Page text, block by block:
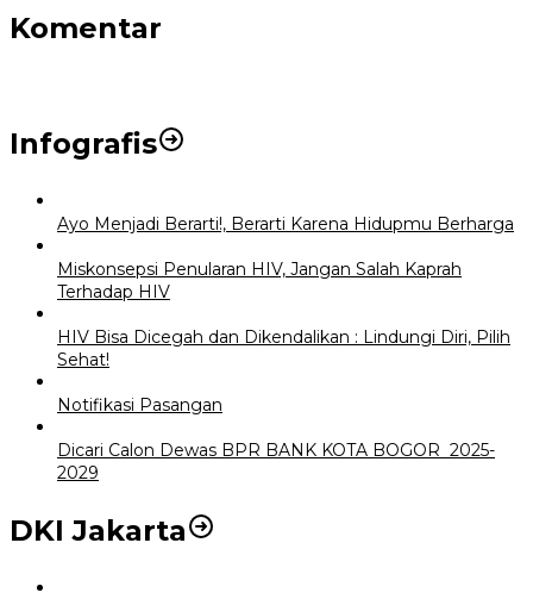
Komentar
Infografis
Ayo Menjadi Berarti!, Berarti Karena Hidupmu Berharga
Miskonsepsi Penularan HIV, Jangan Salah Kaprah
Terhadap HIV
HIV Bisa Dicegah dan Dikendalikan : Lindungi Diri, Pilih
Sehat!
Notifikasi Pasangan
Dicari Calon Dewas BPR BANK KOTA BOGOR 2025-
2029
DKI Jakarta